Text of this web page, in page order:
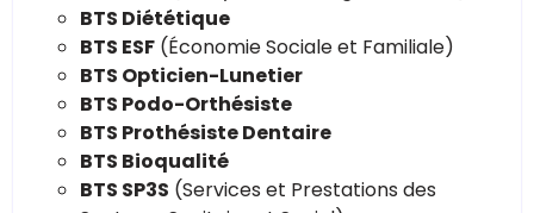
BTS Diététique
BTS ESF (Économie Sociale et Familiale)
BTS Opticien-Lunetier
BTS Podo-Orthésiste
BTS Prothésiste Dentaire
BTS Bioqualité
BTS SP3S (Services et Prestations des